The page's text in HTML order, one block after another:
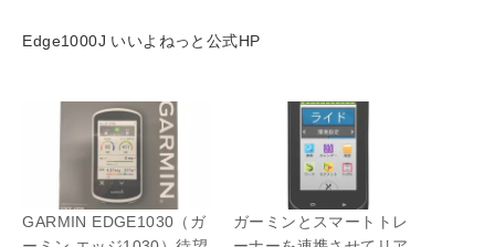
Edge1000J いいよねっと公式HP
GARMIN EDGE1030（ガ
ガーミンとスマートトレ